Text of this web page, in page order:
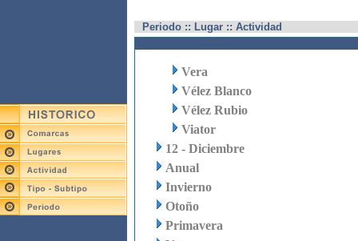
Periodo :: Lugar :: Actividad
Vera
Vélez Blanco
Vélez Rubio
Viator
12 - Diciembre
Anual
Invierno
Otoño
Primavera